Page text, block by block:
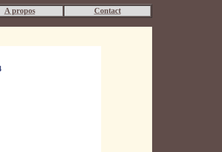
A propos Contact